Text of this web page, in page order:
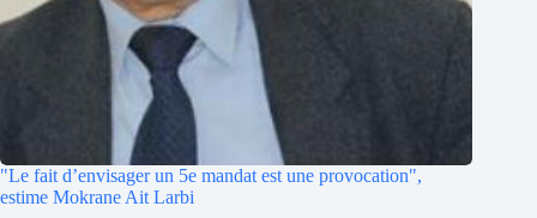
"Le fait d’envisager un 5e mandat est une provocation",
estime Mokrane Ait Larbi